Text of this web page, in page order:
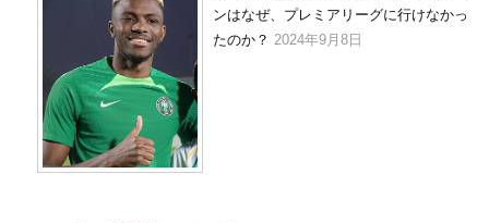
ンはなぜ、プレミアリーグに行けなかっ
たのか？ 2024年9月8日